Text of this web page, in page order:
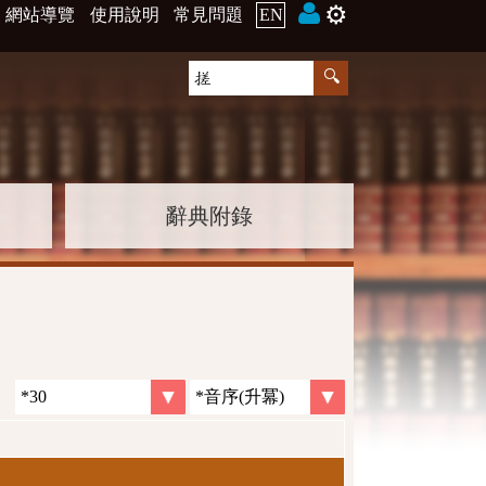
網站導覽 使用說明 常見問題 EN ⚙️
辭典附錄